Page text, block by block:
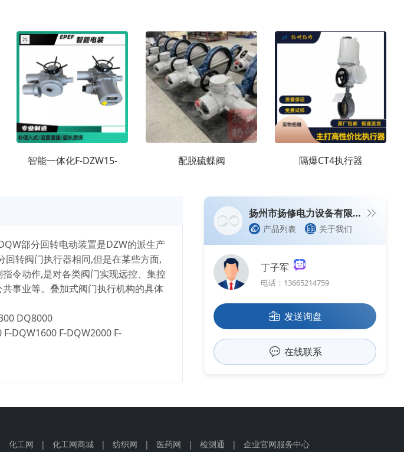
智能一体化F-DZW15- 配脱硫蝶阀 隔爆CT4执行器
部分回转电动装置是DZW的派生产
转阀门执行器相同,但是在某些方面,
令动作,是对各类阀门实现远控、集控
事业等。叠加式阀门执行机构的具体
DQ8000
DQW1600 F-DQW2000 F-
扬州市扬修电力设备有限公司
产品列表 关于我们
丁子军
电话：13665214759
发送询盘
在线联系
化工网 | 化工网商城 | 纺织网 | 医药网 | 检测通 | 企业官网服务中心